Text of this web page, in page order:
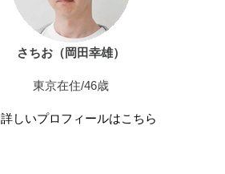
さちお（岡田幸雄）
東京在住/46歳
しいプロフィールはこちら